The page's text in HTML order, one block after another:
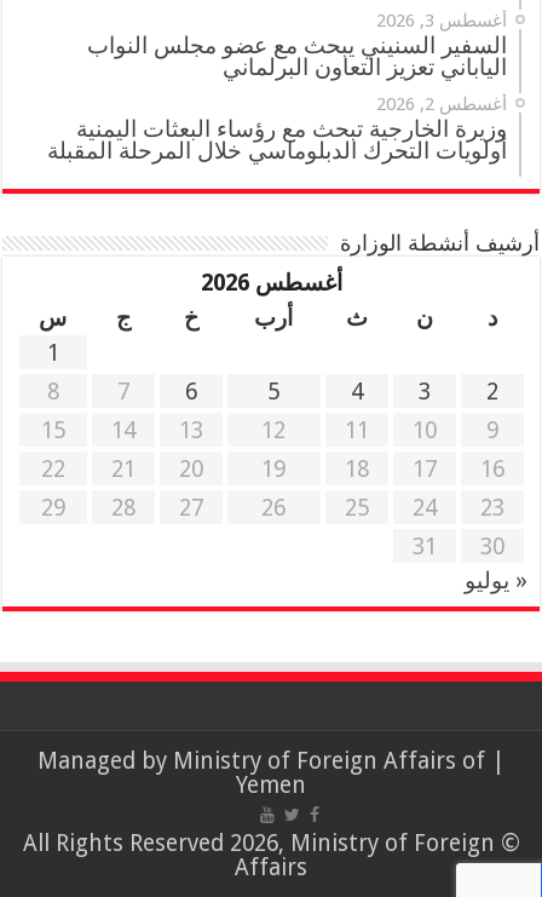
أغسطس 3, 2026
السفير السنيني يبحث مع عضو مجلس النواب
الياباني تعزيز التعاون البرلماني
أغسطس 2, 2026
وزيرة الخارجية تبحث مع رؤساء البعثات اليمنية
أولويات التحرك الدبلوماسي خلال المرحلة المقبلة
أرشيف أنشطة الوزارة
أغسطس 2026
د
ن ث أرب خ ج
س
1
2
3
4
5
6
7
8
9
10
11
12
13
14
15
16
17
18
19
20
21
22
23
24
25
26
27
28
29
30
31
« يوليو
Ministry of Foreign Affairs of
Yemen
© All Rights Reserved 2026, Ministry of Foreign
Affairs